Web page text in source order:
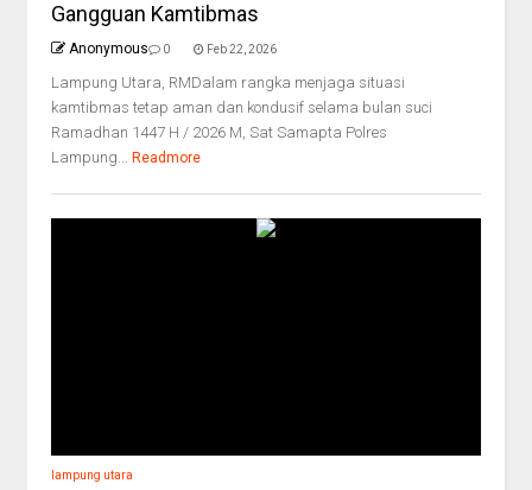
Gangguan Kamtibmas
Anonymous 0 Feb 22, 2026
Lampung Utara, RMDalam rangka menjaga situasi
kamtibmas tetap aman dan kondusif selama bulan suci
Ramadhan 1447 H / 2026 M, Sat Samapta Polres
Lampung... Readmore
lampung utara